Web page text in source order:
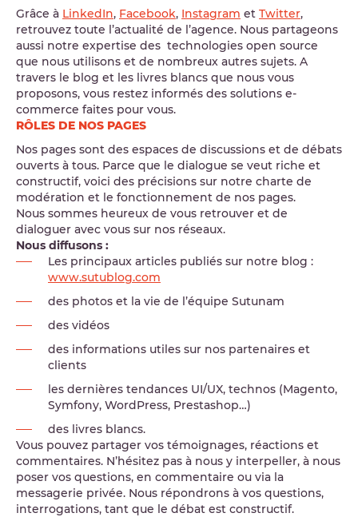
Grâce à LinkedIn, Facebook, Instagram et Twitter,
retrouvez toute l’actualité de l’agence. Nous partageons
aussi notre expertise des technologies open source
que nous utilisons et de nombreux autres sujets. A
travers le blog et les livres blancs que nous vous
proposons, vous restez informés des solutions e-
commerce faites pour vous.
RÔLES DE NOS PAGES
Nos pages sont des espaces de discussions et de débats
ouverts à tous. Parce que le dialogue se veut riche et
constructif, voici des précisions sur notre charte de
modération et le fonctionnement de nos pages.
Nous sommes heureux de vous retrouver et de
dialoguer avec vous sur nos réseaux.
Nous diffusons :
Les principaux articles publiés sur notre blog :
www.sutublog.com
des photos et la vie de l’équipe Sutunam
des vidéos
des informations utiles sur nos partenaires et
clients
les dernières tendances UI/UX, technos (Magento,
Symfony, WordPress, Prestashop…)
des livres blancs.
Vous pouvez partager vos témoignages, réactions et
commentaires. N’hésitez pas à nous y interpeller, à nous
poser vos questions, en commentaire ou via la
messagerie privée. Nous répondrons à vos questions,
interrogations, tant que le débat est constructif.